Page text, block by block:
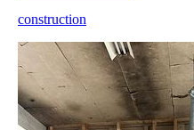
construction